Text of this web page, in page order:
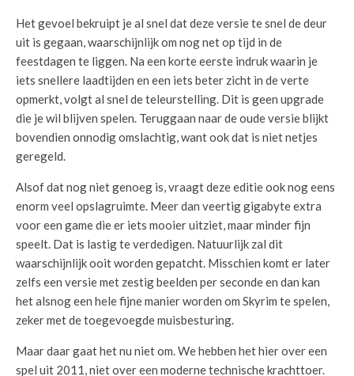
Het gevoel bekruipt je al snel dat deze versie te snel de deur
uit is gegaan, waarschijnlijk om nog net op tijd in de
feestdagen te liggen. Na een korte eerste indruk waarin je
iets snellere laadtijden en een iets beter zicht in de verte
opmerkt, volgt al snel de teleurstelling. Dit is geen upgrade
die je wil blijven spelen. Teruggaan naar de oude versie blijkt
bovendien onnodig omslachtig, want ook dat is niet netjes
geregeld.
Alsof dat nog niet genoeg is, vraagt deze editie ook nog eens
enorm veel opslagruimte. Meer dan veertig gigabyte extra
voor een game die er iets mooier uitziet, maar minder fijn
speelt. Dat is lastig te verdedigen. Natuurlijk zal dit
waarschijnlijk ooit worden gepatcht. Misschien komt er later
zelfs een versie met zestig beelden per seconde en dan kan
het alsnog een hele fijne manier worden om Skyrim te spelen,
zeker met de toegevoegde muisbesturing.
Maar daar gaat het nu niet om. We hebben het hier over een
spel uit 2011, niet over een moderne technische krachttoer.